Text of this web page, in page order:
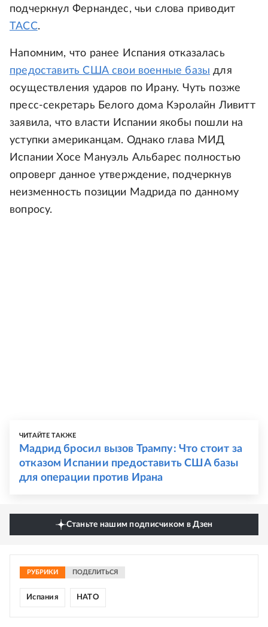
подчеркнул Фернандес, чьи слова приводит
ТАСС.
Напомним, что ранее Испания отказалась
предоставить США свои военные базы для
осуществления ударов по Ирану. Чуть позже
пресс-секретарь Белого дома Кэролайн Ливитт
заявила, что власти Испании якобы пошли на
уступки американцам. Однако глава МИД
Испании Хосе Мануэль Альбарес полностью
опроверг данное утверждение, подчеркнув
неизменность позиции Мадрида по данному
вопросу.
ЧИТАЙТЕ ТАКЖЕ
Мадрид бросил вызов Трампу: Что стоит за
отказом Испании предоставить США базы
для операции против Ирана
Станьте нашим подписчиком в Дзен
РУБРИКИ ПОДЕЛИТЬСЯ
Испания НАТО